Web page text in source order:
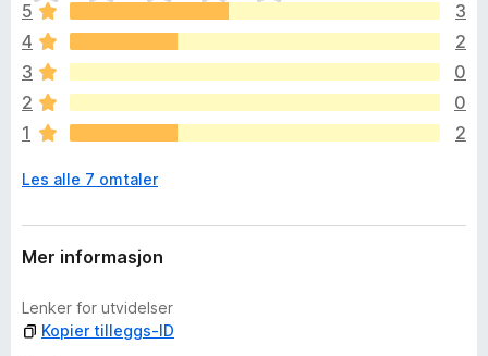
e
r
t
e
r
n
g
n
u
r
e
5
3
4
2
3
0
2
0
1
2
Les alle 7 omtaler
Mer informasjon
Lenker for utvidelser
Kopier tilleggs-ID